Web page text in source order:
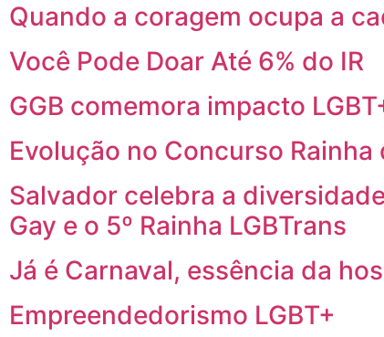
Quando a coragem ocupa a
Você Pode Doar Até 6% do IR
GGB comemora impacto
Evolução no Concurso
Salvador celebra a
Gay e o 5º Rainha LGBTrans
Já é Carnaval, essência da
Empreendedorismo LGBT+